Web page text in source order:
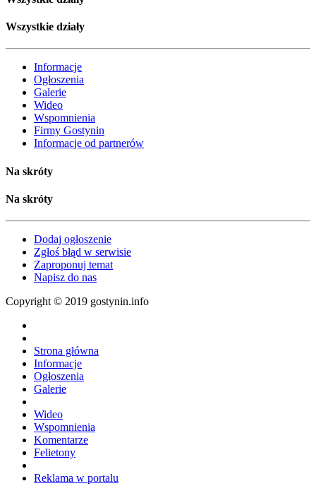
Wszystkie działy
Informacje
Ogłoszenia
Galerie
Wideo
Wspomnienia
Firmy Gostynin
Informacje od partnerów
Na skróty
Na skróty
Dodaj ogłoszenie
Zgłoś błąd w serwisie
Zaproponuj temat
Napisz do nas
Copyright © 2019 gostynin.info
Strona główna
Informacje
Ogłoszenia
Galerie
Wideo
Wspomnienia
Komentarze
Felietony
Reklama w portalu